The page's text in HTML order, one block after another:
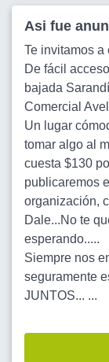
Asi fue
Te invitamos a
De fácil
bajada
Comercial
Un lugar
tomar algo al
cuesta $130
publicaremos
organización,
Dale...No te
esperando.....
Siempre nos
seguramente
JUNTOS... ...